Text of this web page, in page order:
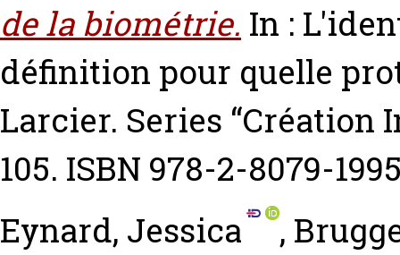
de la biométrie. In :
définition pour quelle
Larcier. Series
105. ISBN 978-2-8079-
Eynard, Jessica
,